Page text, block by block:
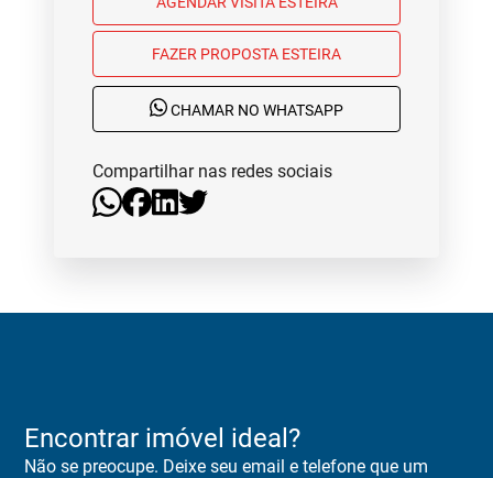
FAZER PROPOSTA ESTEIRA
CHAMAR NO WHATSAPP
Compartilhar nas redes sociais
Encontrar imóvel ideal?
Não se preocupe. Deixe seu email e telefone que um